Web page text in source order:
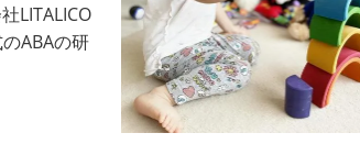
LITALICO
ABAの研